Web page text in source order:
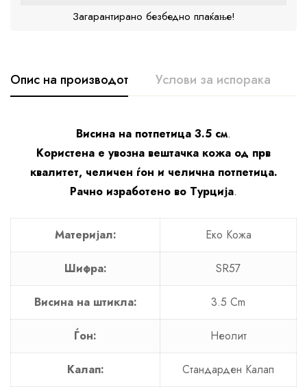
Загарантирано безбедно плаќање!
Опис на производот Услови за испорака
Висина на потпетица 3.5 см.
Користена е увозна вештачка кожа од прв
квалитет, челичен ѓон и челична потпетица.
Рачно изработено во Турција.
Материјал: Еко Кожa
Шифра: SR57
Висина на штикла: 3.5 Cm
Ѓон: Неолит
Калап: Стандарден Калап